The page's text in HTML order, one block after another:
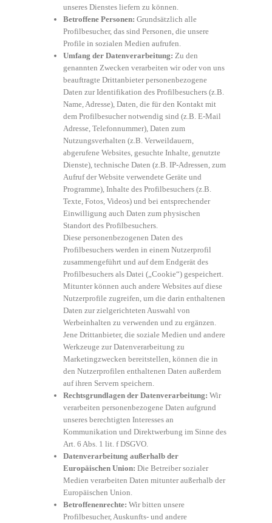
unseres Dienstes liefern zu können.
Betroffene Personen: Grundsätzlich alle
Profilbesucher, das sind Personen, die unsere
Profile in sozialen Medien aufrufen.
Umfang der Datenverarbeitung: Zu den
genannten Zwecken verarbeiten wir oder von uns
beauftragte Drittanbieter personenbezogene
Daten zur Identifikation des Profilbesuchers (z.B.
Name, Adresse), Daten, die für den Kontakt mit
dem Profilbesucher notwendig sind (z.B. E-Mail
Adresse, Telefonnummer), Daten zum
Nutzungsverhalten (z.B. Verweildauern,
abgerufene Websites, gesuchte Inhalte, genutzte
Dienste), technische Daten (z.B. IP-Adressen, zum
Aufruf der Website verwendete Geräte und
Programme), Inhalte des Profilbesuchers (z.B.
Texte, Fotos, Videos) und bei entsprechender
Einwilligung auch Daten zum physischen
Standort des Profilbesuchers.
Diese personenbezogenen Daten des
Profilbesuchers werden in einem Nutzerprofil
zusammengeführt und auf dem Endgerät des
Profilbesuchers als Datei („Cookie“) gespeichert.
Mitunter können auch andere Websites auf diese
Nutzerprofile zugreifen, um die darin enthaltenen
Daten zur zielgerichteten Auswahl von
Werbeinhalten zu verwenden und zu ergänzen.
Jene Drittanbieter, die soziale Medien und andere
Werkzeuge zur Datenverarbeitung zu
Marketingzwecken bereitstellen, können die in
den Nutzerprofilen enthaltenen Daten außerdem
auf ihren Servern speichern.
Rechtsgrundlagen der Datenverarbeitung: Wir
verarbeiten personenbezogene Daten aufgrund
unseres berechtigten Interesses an
Kommunikation und Direktwerbung im Sinne des
Art. 6 Abs. 1 lit. f DSGVO.
Datenverarbeitung außerhalb der
Europäischen Union: Die Betreiber sozialer
Medien verarbeiten Daten mitunter außerhalb der
Europäischen Union.
Betroffenenrechte: Wir bitten unsere
Profilbesucher, Auskunfts- und andere